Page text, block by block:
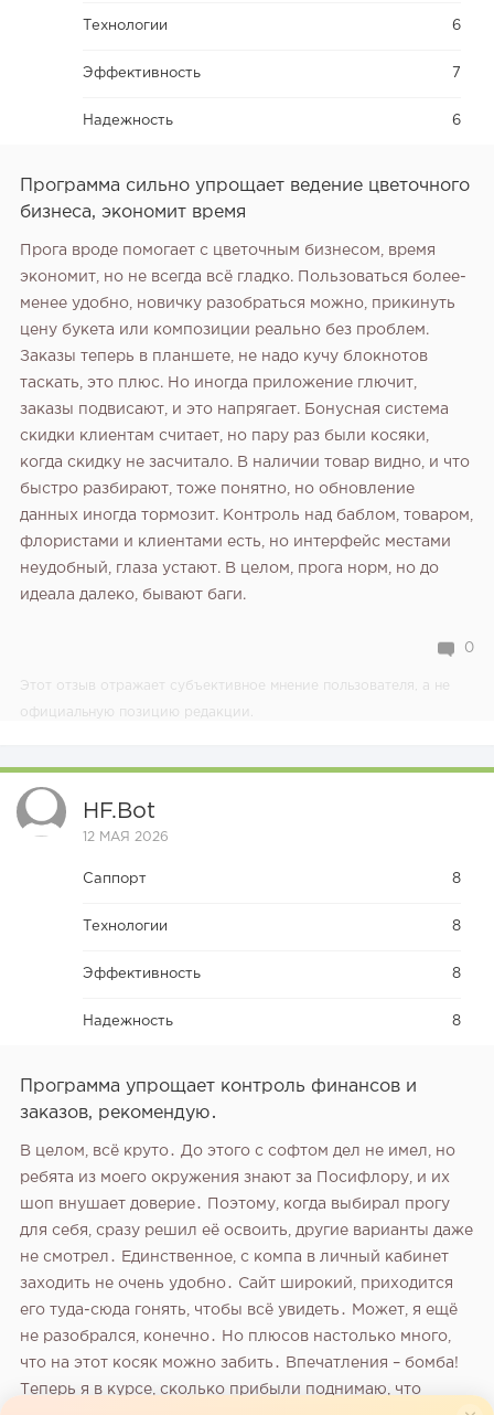
Технологии 6
Эффективность 7
Надежность 6
Программа сильно упрощает ведение цветочного
бизнеса, экономит время
Прога вроде помогает с цветочным бизнесом, время
экономит, но не всегда всё гладко. Пользоваться более-
менее удобно, новичку разобраться можно, прикинуть
цену букета или композиции реально без проблем.
Заказы теперь в планшете, не надо кучу блокнотов
таскать, это плюс. Но иногда приложение глючит,
заказы подвисают, и это напрягает. Бонусная система
скидки клиентам считает, но пару раз были косяки,
когда скидку не засчитало. В наличии товар видно, и что
быстро разбирают, тоже понятно, но обновление
данных иногда тормозит. Контроль над баблом, товаром,
флористами и клиентами есть, но интерфейс местами
неудобный, глаза устают. В целом, прога норм, но до
идеала далеко, бывают баги.
0
Этот отзыв отражает субъективное мнение пользователя, а не
официальную позицию редакции.
HF.bot
12 МАЯ 2026
Саппорт 8
Технологии 8
Эффективность 8
Надежность 8
Программа упрощает контроль финансов и
заказов, рекомендую․
В целом, всё круто․ До этого с софтом дел не имел, но
ребята из моего окружения знают за Посифлору, и их
шоп внушает доверие․ Поэтому, когда выбирал прогу
для себя, сразу решил её освоить, другие варианты даже
не смотрел․ Единственное, с компа в личный кабинет
заходить не очень удобно․ Сайт широкий, приходится
его туда-сюда гонять, чтобы всё увидеть․ Может, я ещё
не разобрался, конечно․ Но плюсов настолько много,
что на этот косяк можно забить․ Впечатления – бомба!
Теперь я в курсе, сколько прибыли поднимаю, что